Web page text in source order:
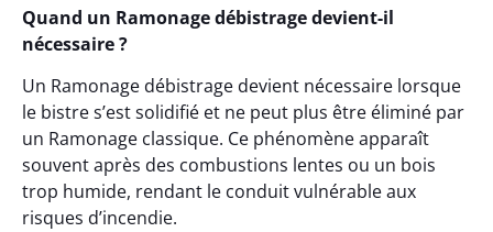
Quand un Ramonage débistrage devient-il
nécessaire ?
Un Ramonage débistrage devient nécessaire lorsque
le bistre s’est solidifié et ne peut plus être éliminé par
un Ramonage classique. Ce phénomène apparaît
souvent après des combustions lentes ou un bois
trop humide, rendant le conduit vulnérable aux
risques d’incendie.